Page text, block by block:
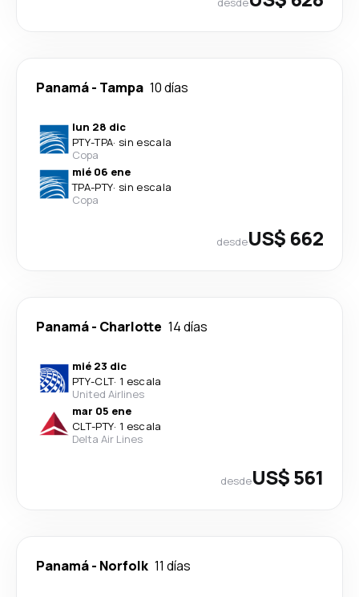
Panamá- Tampa 10 días
lun 28 dic
PTY-TPA· sin escala
Copa
mié 06 ene
TPA-PTY· sin escala
Copa
desdeUS$ 662
Panamá- Charlotte 14 días
mié 23 dic
PTY-CLT· 1 escala
United Airlines
mar 05 ene
CLT-PTY· 1 escala
Delta Air Lines
desdeUS$ 561
Panamá- Norfolk 11 días